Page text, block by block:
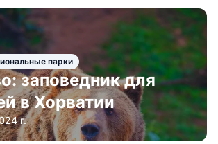
парки
заповедник для
в Хорватии
г.